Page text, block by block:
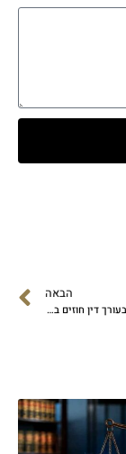
הבאה
למה נחוץ להיעזר בעורך דין חוזים בנושא קניין רוחני?